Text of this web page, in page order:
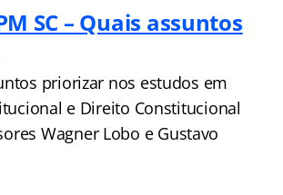
SC – Quais assuntos
priorizar nos estudos em
e Direito Constitucional
Wagner Lobo e Gustavo